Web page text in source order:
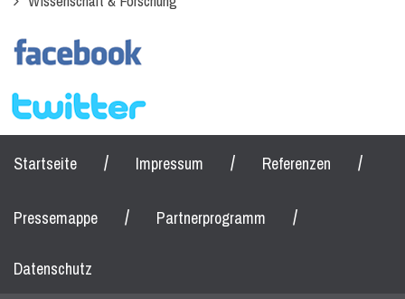
Startseite / Impressum / Referenzen /
Pressemappe / Partnerprogramm /
Datenschutz